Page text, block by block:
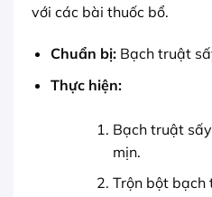
với các bài thuốc bổ.
Chuẩn bị:Bạch truật
Thực hiện:
Bạch truật
mịn.
Trộn bột bạch